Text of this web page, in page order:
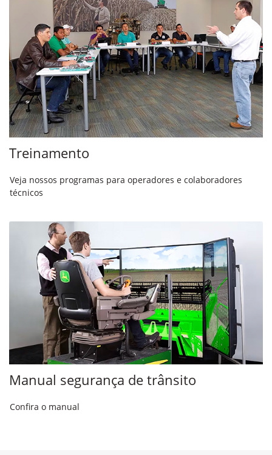
Treinamento
Veja nossos programas para operadores e colaboradores
técnicos
Manual segurança de trânsito
Confira o manual